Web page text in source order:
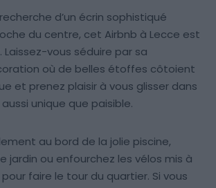
d’un écrin sophistiqué
du centre, cet Airbnb à Lecce est
Laissez-vous séduire par sa
où de belles étoffes côtoient
et prenez plaisir à vous glisser dans
unique que paisible.
au bord de la jolie piscine,
jardin ou enfourchez les vélos mis à
faire le tour du quartier. Si vous